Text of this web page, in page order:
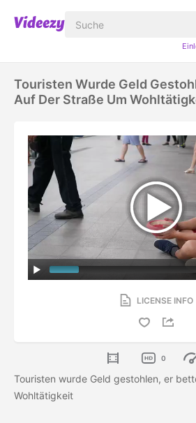
Touristen Wurde Geld
Auf Der Straße Um
LICENSE INFO
0
Touristen wurde Geld gestohlen, er
Wohltätigkeit